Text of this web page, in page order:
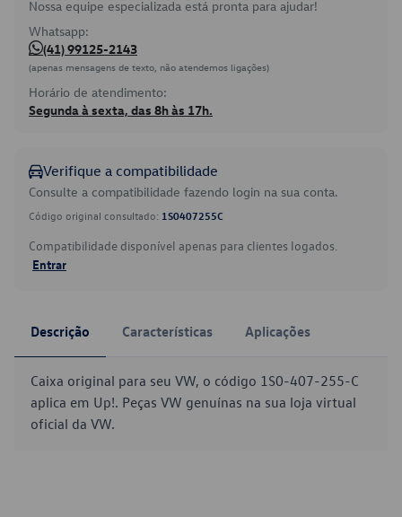
Nossa equipe especializada está pronta para ajudar!
Whatsapp:
(41) 99125-2143
(apenas mensagens de texto, não atendemos ligações)
Horário de atendimento:
Segunda à sexta, das 8h às 17h.
Verifique a compatibilidade
Consulte a compatibilidade fazendo login na sua conta.
Código original consultado: 1S0407255C
Compatibilidade disponível apenas para clientes logados.
Entrar
Descrição Características Aplicações
Caixa original para seu VW, o código 1S0-407-255-C
aplica em Up!. Peças VW genuínas na sua loja virtual
oficial da VW.